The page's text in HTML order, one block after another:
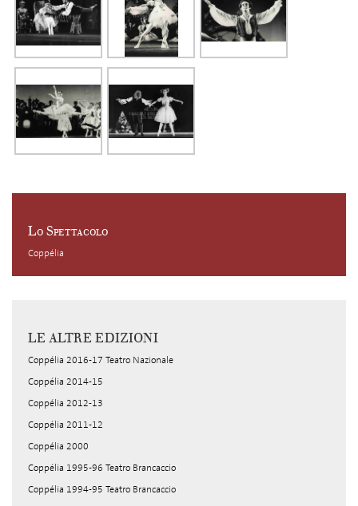
Lo Spettacolo
Coppélia
LE ALTRE EDIZIONI
Coppélia 2016-17 Teatro Nazionale
Coppélia 2014-15
Coppélia 2012-13
Coppélia 2011-12
Coppélia 2000
Coppélia 1995-96 Teatro Brancaccio
Coppélia 1994-95 Teatro Brancaccio